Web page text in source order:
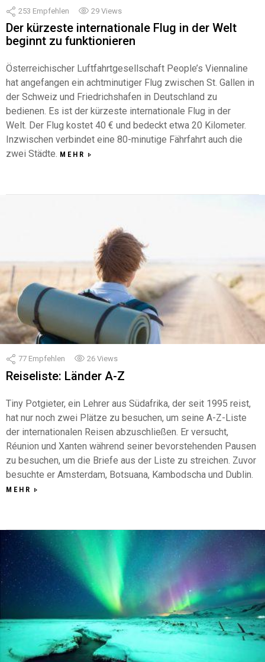
253 Empfehlen 29 Views
Der kürzeste internationale Flug in der Welt
beginnt zu funktionieren
Österreichischer Luftfahrtgesellschaft People’s Viennaline
hat angefangen ein achtminutiger Flug zwischen St. Gallen in
der Schweiz und Friedrichshafen in Deutschland zu
bedienen. Es ist der kürzeste internationale Flug in der
Welt. Der Flug kostet 40 € und bedeckt etwa 20 Kilometer.
Inzwischen verbindet eine 80-minutige Fährfahrt auch die
zwei Städte. MEHR
77 Empfehlen 26 Views
Reiseliste: Länder A-Z
Tiny Potgieter, ein Lehrer aus Südafrika, der seit 1995 reist,
hat nur noch zwei Plätze zu besuchen, um seine A-Z-Liste
der internationalen Reisen abzuschließen. Er versucht,
Réunion und Xanten während seiner bevorstehenden Pausen
zu besuchen, um die Briefe aus der Liste zu streichen. Zuvor
besuchte er Amsterdam, Botsuana, Kambodscha und Dublin.
MEHR